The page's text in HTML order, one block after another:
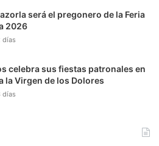
será el pregonero de la Feria
2026
días
celebra sus fiestas patronales en
la Virgen de los Dolores
días